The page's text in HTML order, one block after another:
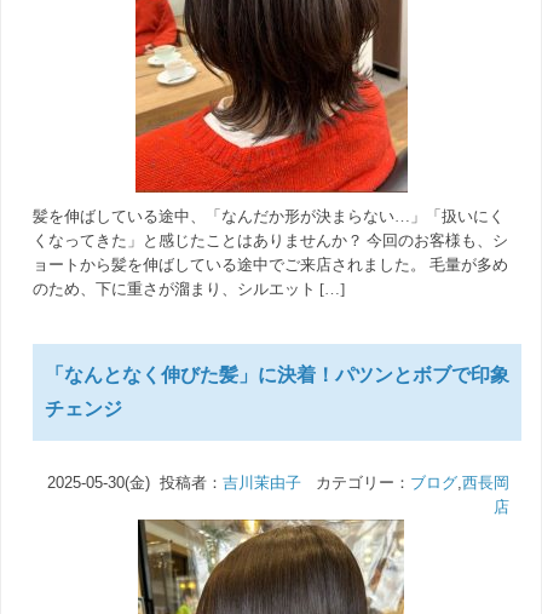
髪を伸ばしている途中、「なんだか形が決まらない…」「扱いにく
くなってきた」と感じたことはありませんか？ 今回のお客様も、シ
ョートから髪を伸ばしている途中でご来店されました。 毛量が多め
のため、下に重さが溜まり、シルエット […]
「なんとなく伸びた髪」に決着！パツンとボブで印象
チェンジ
2025-05-30(金) 投稿者： 吉川茉由子カテゴリー： ブログ,西長岡
店